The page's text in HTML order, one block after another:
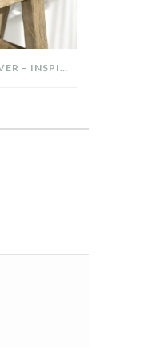
SCHLAFZIMMER MAKEOVER – INSPIRATION FÜR DEIN SCHLAFZIMMER: AUS ALT MACH NEU – HELL, GEMÜTLICH UND EINLADEND